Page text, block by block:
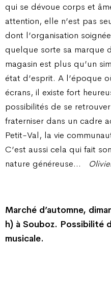
qui se dévoue corps et
attention, elle n’est pas
dont l’organisation
quelque sorte sa marque
magasin est plus qu’un
état d’esprit. A l’époque
écrans, il existe fort
possibilités de se
fraterniser dans un cadre
Petit-Val, la vie
C’est aussi cela qui fait
nature généreuse…
Marché d’automne,
h) à Souboz. Possibilité
musicale.